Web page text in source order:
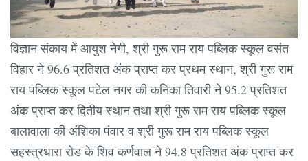
विज्ञान संकाय में आयुश नेगी, श्री गुरू राम राय पब्लिक स्कूल वसंत
विहार ने 96.6 प्रतिशत अंक प्राप्त कर प्रथम स्थान, श्री गुरू राम
राय पब्लिक स्कूल पटेल नगर की कनिका तिवारी ने 95.2 प्रतिशत
अंक प्राप्त कर द्वितीय स्थान तथा श्री गुरू राम राय पब्लिक स्कूल
बालावाला की अंशिका पंवार व श्री गुरू राम राय पब्लिक स्कूल
सहस्त्रधारा रोड के शिव कर्णवाल ने 94.8 प्रतिशत अंक प्राप्त कर